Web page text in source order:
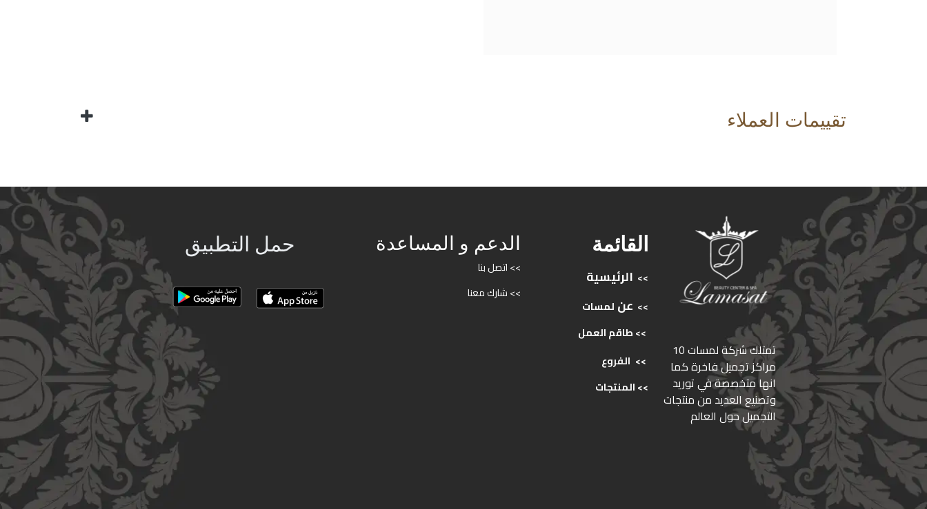
تقييمات العملاء
الدعم و المساعدة
>> اتصل بنا
>> شارك معنا
القائمة
>> الرئيسية
>> عن لمسات
>> طاقمالعمل
>> الفروع
>>المنتجات
حمل التطبيق
ﺗﻤﺘﻠﻚ ﺷﺮﻛﺔ ﻟﻤﺴﺎت 10
ﻣﺮاﻛﺰ ﺗﺠﻤﻴﻞ ﻓﺎﺧﺮة كما
انها ﻣﺘﺨﺼﺼﺔ ﻓﻲ ﺗﻮرﻳﺪ
وﺗﺼﻨﻴﻊ اﻟﻌﺪﻳﺪ ﻣﻦ ﻣﻨﺘﺠﺎت
اﻟﺘﺠﻤﻴﻞ ﺣﻮل اﻟﻌﺎﻟﻢ